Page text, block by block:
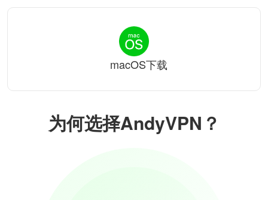
为何选择AndyVPN？
macOS下载